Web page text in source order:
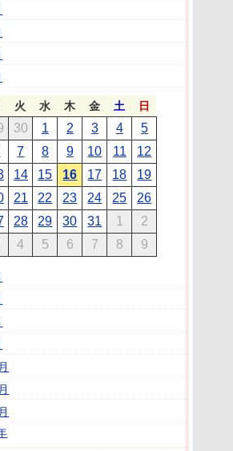
火 水 木 金 土 日
30 1 2 3 4
5
7 8 9 10 11
12
14 15 16 17 18
19
21 22 23 24 25
26
28 29 30 31 1
2
4 5 6 7 8 9